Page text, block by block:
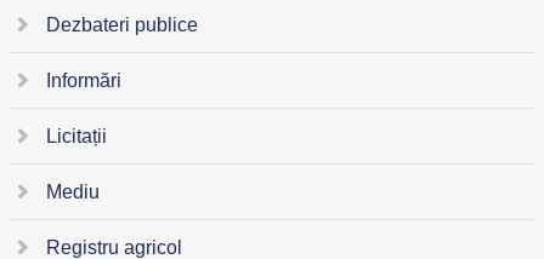
Dezbateri publice
Informări
Licitații
Mediu
Registru agricol